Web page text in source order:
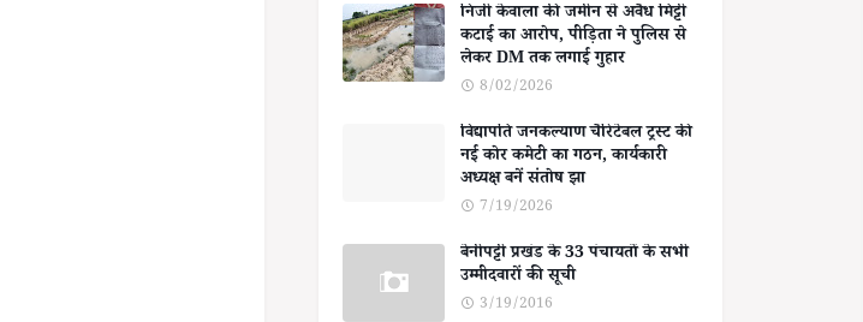
निजी केवाला की जमीन से अवैध मिट्टी
कटाई का आरोप, पीड़िता ने पुलिस से
लेकर DM तक लगाई गुहार
8/02/2026
विद्यापति जनकल्याण चैरिटेबल ट्रस्ट की
नई कोर कमेटी का गठन, कार्यकारी
अध्यक्ष बनें संतोष झा
7/19/2026
बेनीपट्टी प्रखंड के 33 पंचायतों के सभी
उम्मीदवारों की सूची
3/19/2016